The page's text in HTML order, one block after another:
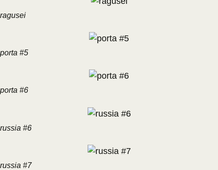
ragusei
porta #5
porta #6
russia #6
russia #7